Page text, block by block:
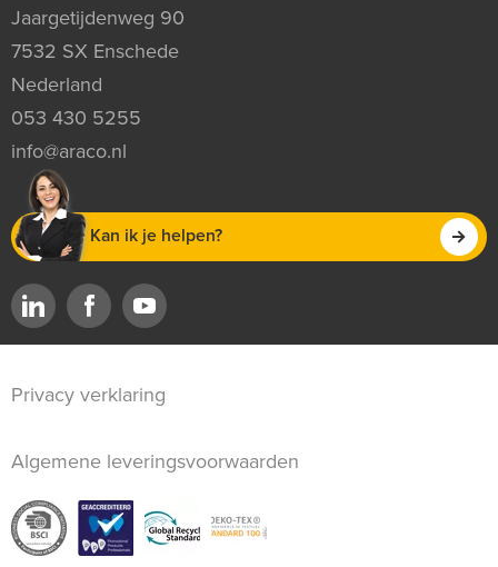
Jaargetijdenweg 90
7532 SX Enschede
Nederland
053 430 5255
info@araco.nl
Kan ik je helpen?
Privacy verklaring
Algemene leveringsvoorwaarden